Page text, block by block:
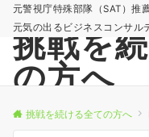
元警視庁特殊部隊（SAT）推
元気の出るビジネスコンサル
挑戦を
の方へ
挑戦を続ける全ての方へ